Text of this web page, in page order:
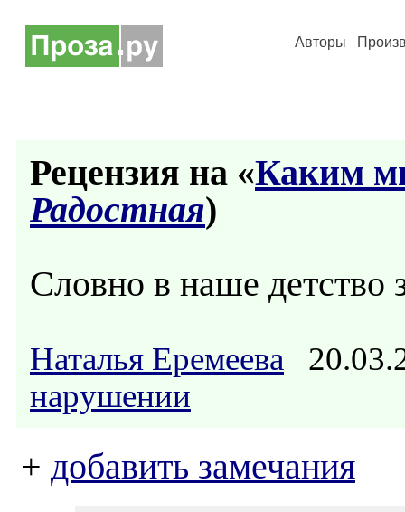
Авторы
Рецензия на «Каким
Радостная)
Словно в наше детство
Наталья Еремеева
нарушении
+ добавить замечания